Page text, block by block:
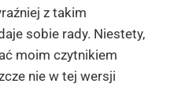
z takim
sobie rady. Niestety,
moim czytnikiem
nie w tej wersji